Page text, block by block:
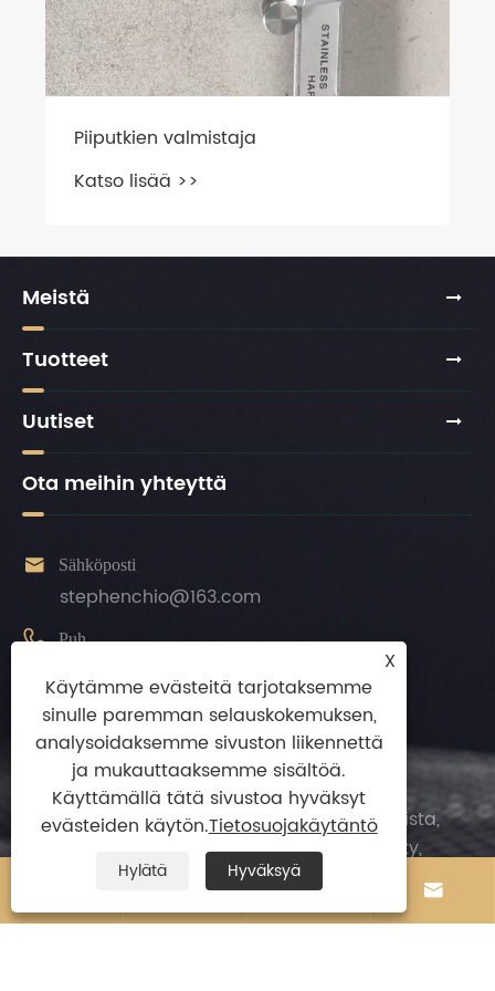
Meistä
Tuotteet
Uutiset
Ota meihin yhteyttä
 Sähköposti
stephenchio@163.com
 Puh
 mobiili
+86-13924872010
Osoite
Jilongin tiedustelupalvelu osa Longyanista,
Leliu kaupunki, Shunden piiri, Foshan City,
Guangdongin maakunta, Kiina.
 
X
Käytämme evästeitä tarjotaksemme
sinulle paremman selauskokemuksen,
analysoidaksemme sivuston liikennettä
ja mukauttaaksemme sisältöä.
Käyttämällä tätä sivustoa hyväksyt
evästeiden käytön.Tietosuojakäytäntö
Hylätä Hyväksyä